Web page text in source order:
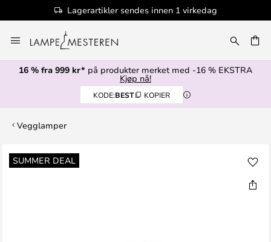
Lagerartikler sendes innen 1 virkedag
til
innhold
16 % fra 999 kr* på produkter merket med -16 % EKSTRA
Kjøp nå!
KODE:BEST KOPIER
Vegglamper
SUMMER DEAL
Gå
til